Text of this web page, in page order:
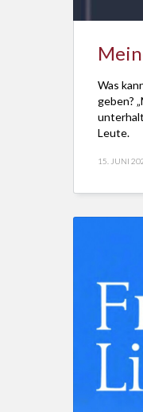
Was
geben?
Leute.
15. JUNI